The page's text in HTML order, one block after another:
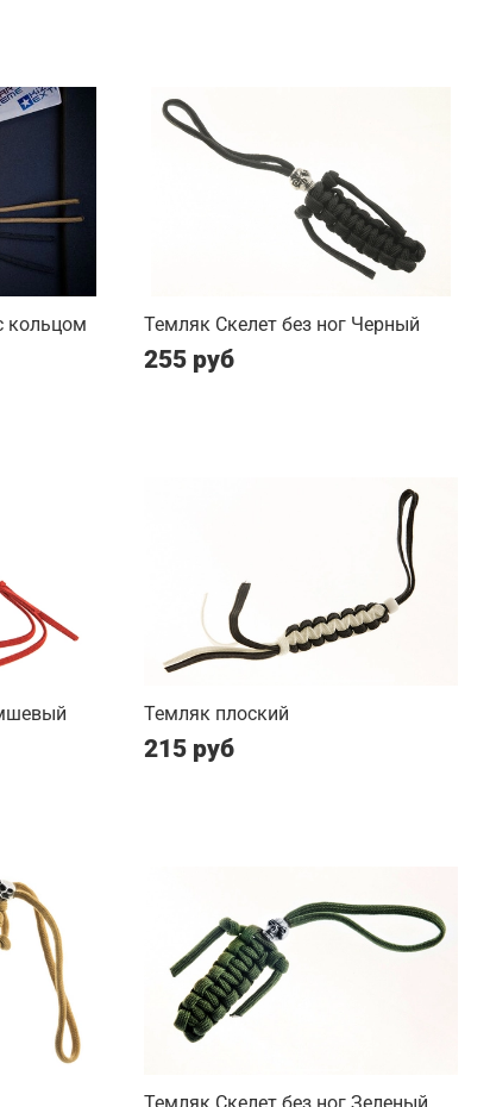
кольцом Темляк Скелет без ног Черный
255 руб
Темляк плоский
215 руб